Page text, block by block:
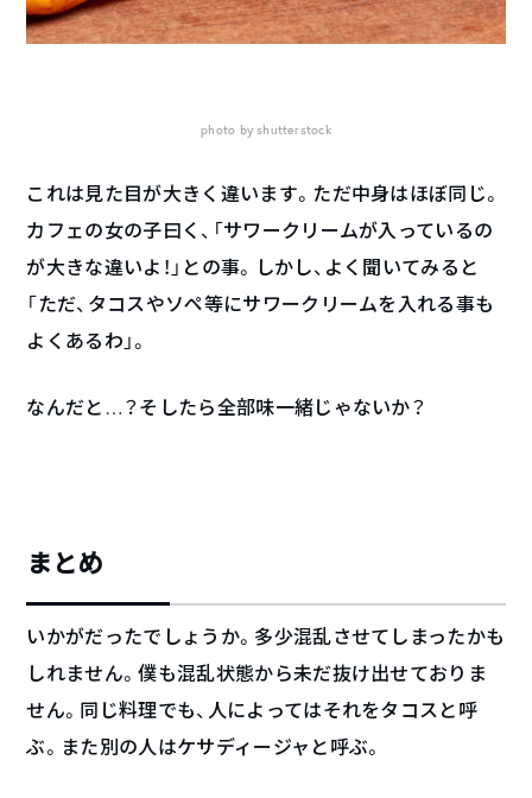
photo by shutterstock
これは見た目が大きく違います。ただ中身はほぼ同じ。
カフェの女の子曰く、「サワークリームが入っているの
が大きな違いよ！」との事。しかし、よく聞いてみると
「ただ、タコスやソペ等にサワークリームを入れる事も
よくあるわ」。
なんだと…？そしたら全部味一緒じゃないか？
まとめ
いかがだったでしょうか。多少混乱させてしまったかも
しれません。僕も混乱状態から未だ抜け出せておりま
せん。同じ料理でも、人によってはそれをタコスと呼
ぶ。また別の人はケサディージャと呼ぶ。